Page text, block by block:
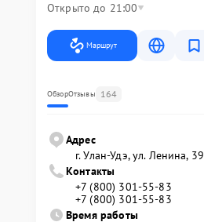
Открыто до 21:00
Маршрут
ОбзорОтзывы 164
Адрес
г. Улан-Удэ, ул. Ленина, 39
Контакты
+7 (800) 301-55-83
+7 (800) 301-55-83
Время работы